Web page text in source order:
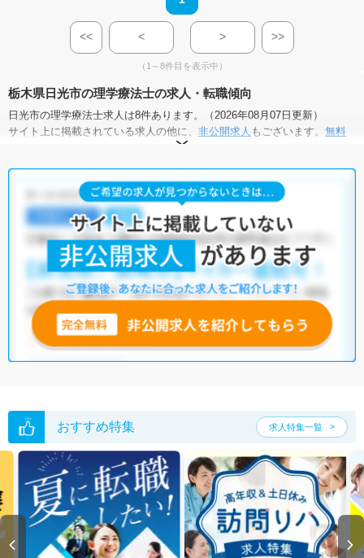
<< < > >>
（1～8件目を表示中）
栃木県日光市の理学療法士の求人・転職傾向
日光市の理学療法士求人は8件あります。（2026年08月07日更新）
サイト上に掲載されている求人の他に、 非公開求人 もございます。 無料
にお申し込みいただくと、全求人からご希望条件に合
日光市の理学療法士求人では以下のような条件が人気です。
土日祝休・積極採用中・ 新卒OK・ 正社員(正職員)
クリニック・介護福祉施設・訪問リハビリ(在宅医療)
他の条件でも人気の求人がございますので、「こだわり条件」から検索
いただくか、お気軽にお問い合わせください。
全国の理学療法士求人から検索いただくことも可能です。
無料転職支援サービス
にお申し込みいただくと、ご希望条件をヒアリン
グした上で求人をご提案いたします。
ご希望条件がまだ定まっていない方は人気の希望条件をピックアップし
い。
おすすめ特集 求人特集一覧